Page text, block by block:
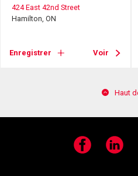
424 East 42nd Street
Hamilton, ON
Enregistrer Voir
Haut
Facebook LinkedIn